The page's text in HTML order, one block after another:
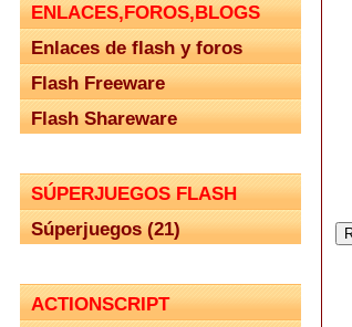
ENLACES,FOROS,BLOGS
Enlaces de flash y foros
Flash Freeware
Flash Shareware
SÚPERJUEGOS FLASH
Súperjuegos (21)
ACTIONSCRIPT